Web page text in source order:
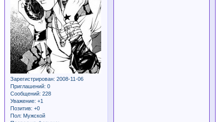
Зарегистрирован: 2008-11-06
Приглашений: 0
Сообщений: 228
Уважение: +1
Позитив: +0
Пол: Мужской